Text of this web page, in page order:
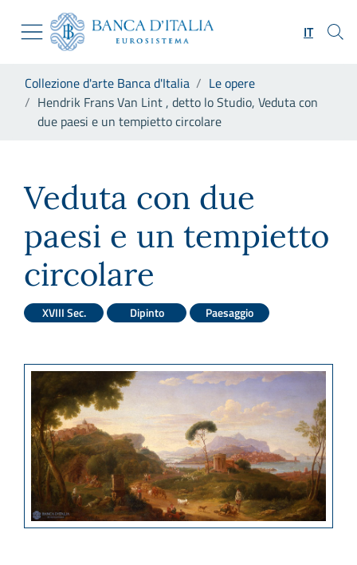
Skip to Main Content
Vai al sito istituzionale
Vai al menu di navigazione
Vai alla ricerca
Vai al footer
IT
Collezione d'arte Banca d'Italia
Le opere
Hendrik Frans Van Lint , detto lo Studio, Veduta con
due paesi e un tempietto circolare
Veduta con due
paesi e un tempietto
circolare
XVIII Sec. Dipinto Paesaggio